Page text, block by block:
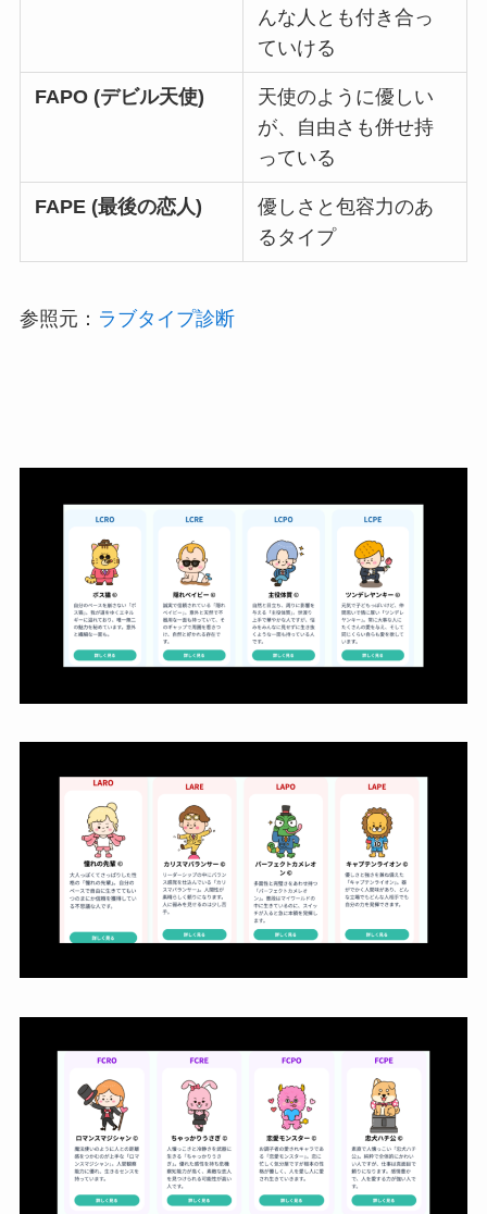
んな人とも付き合っ
ていける
FAPO (デビル天使)
天使のように優しい
が、自由さも併せ持
っている
FAPE (最後の恋人)
優しさと包容力のあ
るタイプ
参照元： ラブタイプ診断